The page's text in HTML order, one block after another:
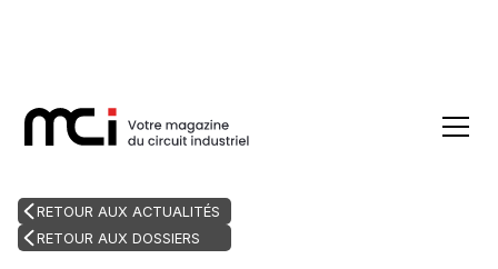
RETOUR AUX ACTUALITÉS
RETOUR AUX DOSSIERS